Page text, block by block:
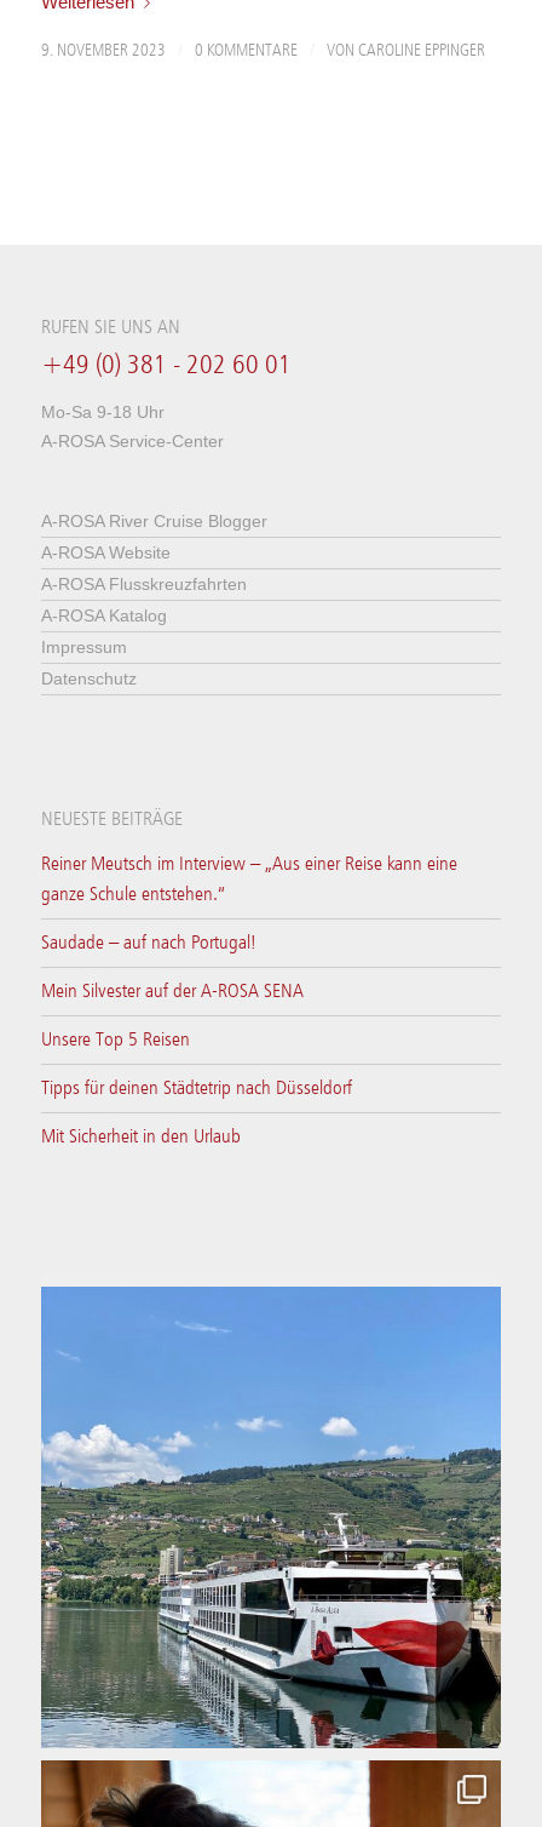
9. NOVEMBER 2023 0 KOMMENTARE VON CAROLINE EPPINGER
RUFEN SIE UNS AN
+49 (0) 381 - 202 60 01
Mo-Sa 9-18 Uhr
A-ROSA Service-Center
A-ROSA River Cruise Blogger
A-ROSA Website
A-ROSA Flusskreuzfahrten
A-ROSA Katalog
Impressum
Datenschutz
NEUESTE BEITRÄGE
Reiner Meutsch im Interview – „Aus einer Reise kann eine
ganze Schule entstehen.“
Saudade – auf nach Portugal!
Mein Silvester auf der A-ROSA SENA
Unsere Top 5 Reisen
Tipps für deinen Städtetrip nach Düsseldorf
Mit Sicherheit in den Urlaub